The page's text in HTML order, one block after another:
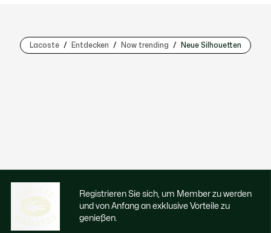
Lacoste Entdecken Now trending Neue Silhouetten
Registrieren Sie sich, um Member zu werden
und von Anfang an exklusive Vorteile zu
genießen.